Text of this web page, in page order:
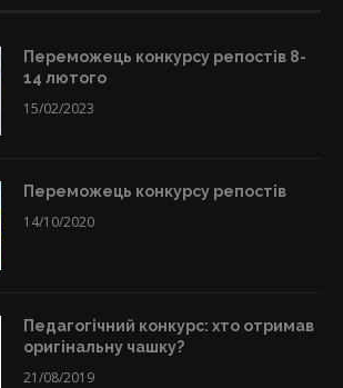
Переможець конкурсу репостів 8-
14 лютого
15/02/2023
Переможець конкурсу репостів
14/10/2020
Педагогічний конкурс: хто отримав
оригінальну чашку?
21/08/2019